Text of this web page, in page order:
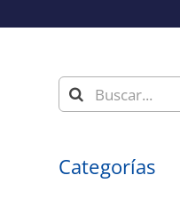
Buscar:
Categorías